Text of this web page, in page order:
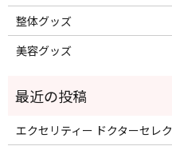
整体グッズ
美容グッズ
エクセリティー ドクターセレ